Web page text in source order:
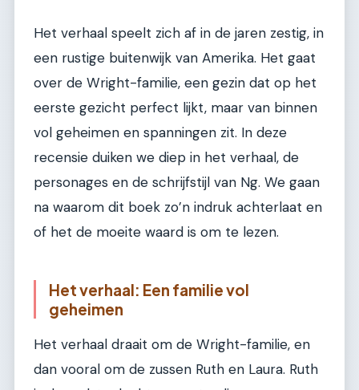
Het verhaal speelt zich af in de jaren zestig, in
een rustige buitenwijk van Amerika. Het gaat
over de Wright-familie, een gezin dat op het
eerste gezicht perfect lijkt, maar van binnen
vol geheimen en spanningen zit. In deze
recensie duiken we diep in het verhaal, de
personages en de schrijfstijl van Ng. We gaan
na waarom dit boek zo’n indruk achterlaat en
of het de moeite waard is om te lezen.
Het verhaal: Een familie vol
geheimen
Het verhaal draait om de Wright-familie, en
dan vooral om de zussen Ruth en Laura. Ruth